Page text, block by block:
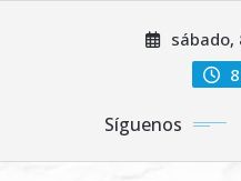
sábado,
Síguenos